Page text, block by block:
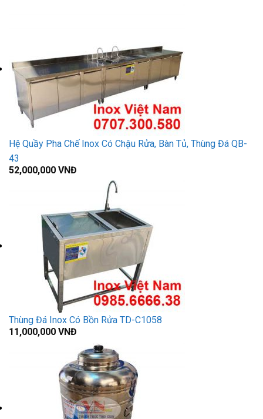
Hệ Quầy Pha Chế Inox Có Chậu Rửa, Bàn Tủ, Thùng Đá QB-
43
52,000,000 VNĐ
Thùng Đá Inox Có Bồn Rửa TD-C1058
11,000,000 VNĐ